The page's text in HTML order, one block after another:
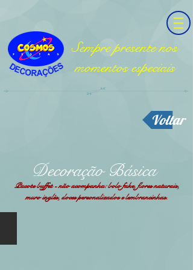
Sempre presente nos
momentos especiais
Voltar
Decoração Básica
Pacote buffet - não acompanha: bolo fake, flores naturais,
muro inglês, doces personalizados e lembrancinhas.